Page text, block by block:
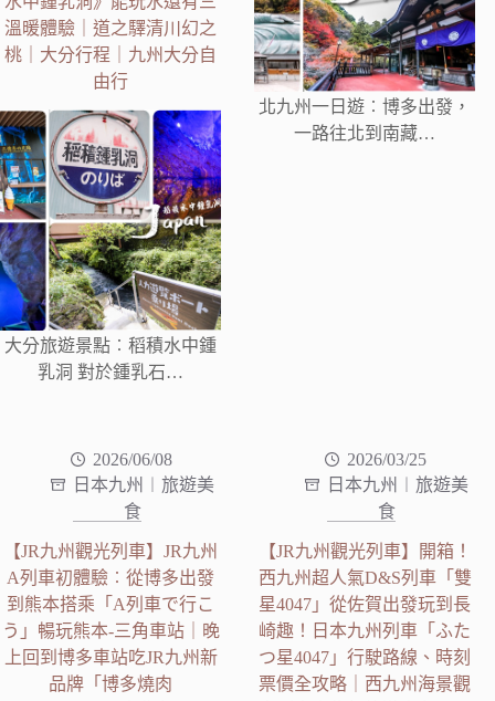
溫暖體驗｜道之驛清川幻之
桃｜大分行程｜九州大分自
由行
大分旅遊景點︰稻積水中鍾
乳洞 對於鍾乳石…
北九州一日遊︰博多出發，
一路往北到南藏…
2026/06/08
日本九州︱旅遊美
食
【JR九州觀光列車】JR九州
A列車初體驗︰從博多出發
到熊本搭乘「A列車で行こ
う」暢玩熊本-三角車站｜晚
上回到博多車站吃JR九州新
品牌「博多燒肉
2026/03/25
日本九州︱旅遊美
食
【JR九州觀光列車】開箱！
西九州超人氣D&S列車「雙
星4047」從佐賀出發玩到長
崎趣！日本九州列車「ふた
つ星4047」行駛路線、時刻
票價全攻略｜西九州海景觀